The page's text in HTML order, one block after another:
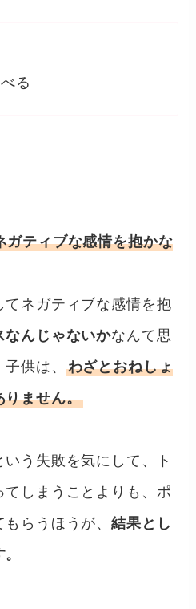
る
ガティブな感情を抱かな
ネガティブな感情を抱
なんじゃないかなんて思
供は、
わざとおねしょ
りません。
う失敗を気にして、ト
てしまうことよりも、ポ
もらうほうが、結果とし